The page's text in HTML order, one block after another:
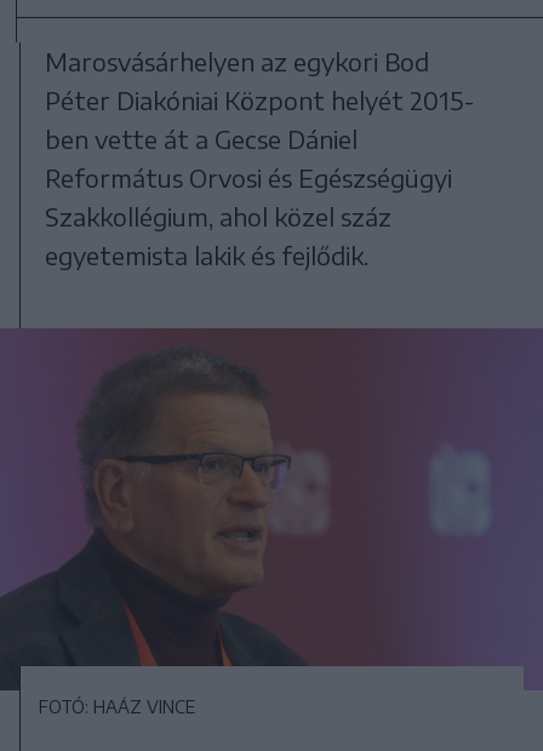
Marosvásárhelyen az egykori Bod
Péter Diakóniai Központ helyét 2015-
ben vette át a Gecse Dániel
Református Orvosi és Egészségügyi
Szakkollégium, ahol közel száz
egyetemista lakik és fejlődik.
FOTÓ: HAÁZ VINCE